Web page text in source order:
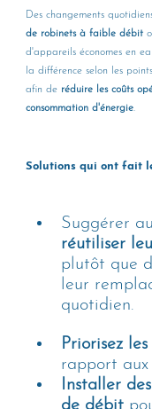
Des changements
de robinets à faible débit
d'appareils économes en
la différence selon les
afin de réduire les coûts
consommation d'énergie.
Solutions qui ont fait
Suggérer
réutiliser
plutôt que
leur
quotidien.
Priorisez
rapport
Installer